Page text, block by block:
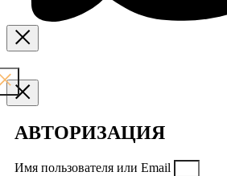
АВТОРИЗАЦИЯ
Имя пользователя или Email